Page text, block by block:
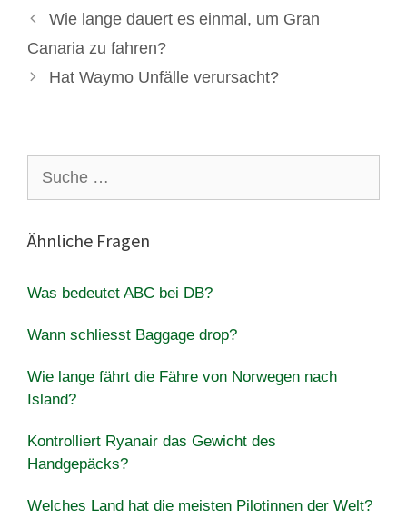
Wie lange dauert es einmal, um Gran
Canaria zu fahren?
Hat Waymo Unfälle verursacht?
nach:
Ähnliche Fragen
Was bedeutet ABC bei DB?
Wann schliesst Baggage drop?
Wie lange fährt die Fähre von Norwegen nach
Island?
Kontrolliert Ryanair das Gewicht des
Handgepäcks?
Welches Land hat die meisten Pilotinnen der Welt?